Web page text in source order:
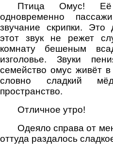
Птица Омус! Её
одновременно
звучание скрипки. Это
этот звук не режет
комнату бешеным
изголовье. Звуки
семейство омус живёт
словно сладкий
пространство.
Отличное утро!
Одеяло справа от
оттуда раздалось